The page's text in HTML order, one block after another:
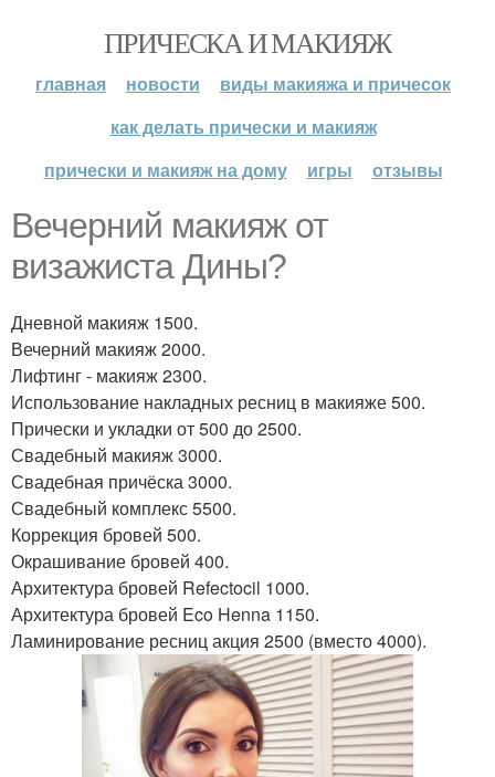
ПРИЧЕСКА И МАКИЯЖ
главная новости
виды макияжа и причесок
как делать прически и макияж
прически и макияж на дому
игры отзывы
Вечерний макияж от
визажиста Дины?
Дневной макияж 1500.
Вечерний макияж 2000.
Лифтинг - макияж 2300.
Использование накладных ресниц в макияже 500.
Прически и укладки от 500 до 2500.
Свадебный макияж 3000.
Свадебная причёска 3000.
Свадебный комплекс 5500.
Коррекция бровей 500.
Окрашивание бровей 400.
Архитектура бровей Refectocil 1000.
Архитектура бровей Eco Henna 1150.
Ламинирование ресниц акция 2500 (вместо 4000).